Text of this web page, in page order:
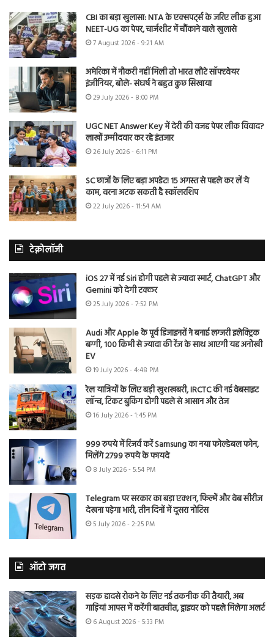
CBI का बड़ा खुलासा: NTA के एक्सपर्ट्स के जरिए लीक हुआ
NEET-UG का पेपर, चार्जशीट में चौंकाने वाले खुलासे
7 August 2026 - 9:21 AM
अमेरिका में नौकरी नहीं मिली तो भारत लौटे सॉफ्टवेयर
इंजीनियर, बोले- संघर्ष ने बहुत कुछ सिखाया
29 July 2026 - 8:00 PM
UGC NET Answer Key में देरी की वजह पेपर लीक विवाद?
लाखों उम्मीदवार कर रहे इंतजार
26 July 2026 - 6:11 PM
SC छात्रों के लिए बड़ा अपडेट! 15 अगस्त से पहले कर लें ये
काम, वरना अटक सकती है स्कॉलरशिप
22 July 2026 - 11:54 AM
टेक्नोलॉजी
iOS 27 में नई Siri होगी पहले से ज्यादा स्मार्ट, ChatGPT और
Gemini को देगी टक्कर
25 July 2026 - 7:52 PM
Audi और Apple के पूर्व डिजाइनरों ने बनाई लग्जरी इलेक्ट्रिक
बग्गी, 100 किमी से ज्यादा की रेंज के साथ आएगी यह अनोखी
EV
19 July 2026 - 4:48 PM
रेल यात्रियों के लिए बड़ी खुशखबरी, IRCTC की नई वेबसाइट
लॉन्च, टिकट बुकिंग होगी पहले से आसान और तेज
16 July 2026 - 1:45 PM
999 रुपये में रिजर्व करें Samsung का नया फोल्डेबल फोन,
मिलेंगे 2799 रुपये के फायदे
8 July 2026 - 5:54 PM
Telegram पर सरकार का बड़ा एक्शन, फिल्में और वेब सीरीज
देखना पड़ेगा भारी, तीन दिनों में दूसरा नोटिस
5 July 2026 - 2:25 PM
ऑटो जगत
सड़क हादसे रोकने के लिए नई तकनीक की तैयारी, अब
गाड़ियां आपस में करेंगी बातचीत, ड्राइवर को पहले मिलेगा अलर्ट
6 August 2026 - 5:33 PM